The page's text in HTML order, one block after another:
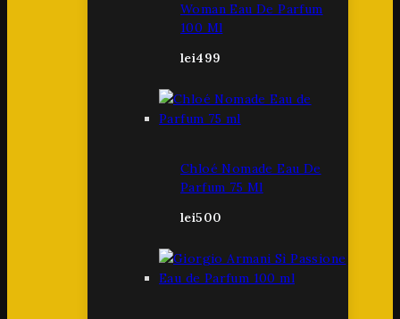
Woman Eau De Parfum
100 Ml
lei499
Chloé Nomade Eau De
Parfum 75 Ml
lei500